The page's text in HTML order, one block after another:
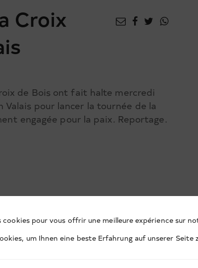
Croix
de Bois ont fait halte mercredi
Valais pour lancer la tournée de la
engagée pour la paix. Reportage.
cookies pour vous offrir une meilleure expérience sur
um Ihnen eine beste Erfahrung auf unserer Seite